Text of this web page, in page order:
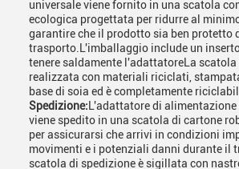
universale viene fornito in una scatola
ecologica progettata per ridurre al
garantire che il prodotto sia ben protetto
trasporto.L'imballaggio include un
tenere saldamente l'adattatoreLa scatola
realizzata con materiali riciclati,
base di soia ed è completamente
Spedizione: L'adattatore di
viene spedito in una scatola di cartone
per assicurarsi che arrivi in condizioni
movimenti e i potenziali danni durante il
scatola di spedizione è sigillata con